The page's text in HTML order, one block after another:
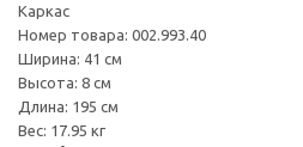
Каркас
Номер товара: 002.993.40
Ширина: 41 см
Высота: 8 см
Длина: 195 см
Вес: 17.95 кг